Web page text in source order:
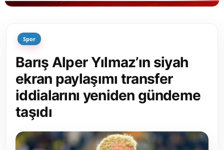
Siyasi Partiler
Yerel Yönetimler
Mülki İdare
Toplum ve Yaşam
Sivil Toplum Kuruluşları
Spor
Barış Alper Yılmaz’ın siyah
ekran paylaşımı transfer
iddialarını yeniden gündeme
taşıdı